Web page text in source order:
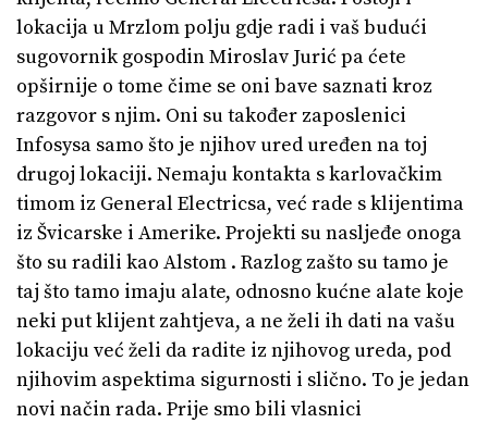
lokacija u Mrzlom polju gdje radi i vaš budući
sugovornik gospodin Miroslav Jurić pa ćete
opširnije o tome čime se oni bave saznati kroz
razgovor s njim. Oni su također zaposlenici
Infosysa samo što je njihov ured uređen na toj
drugoj lokaciji. Nemaju kontakta s karlovačkim
timom iz General Electricsa, već rade s klijentima
iz Švicarske i Amerike. Projekti su nasljeđe onoga
što su radili kao Alstom . Razlog zašto su tamo je
taj što tamo imaju alate, odnosno kućne alate koje
neki put klijent zahtjeva, a ne želi ih dati na vašu
lokaciju već želi da radite iz njihovog ureda, pod
njihovim aspektima sigurnosti i slično. To je jedan
novi način rada. Prije smo bili vlasnici